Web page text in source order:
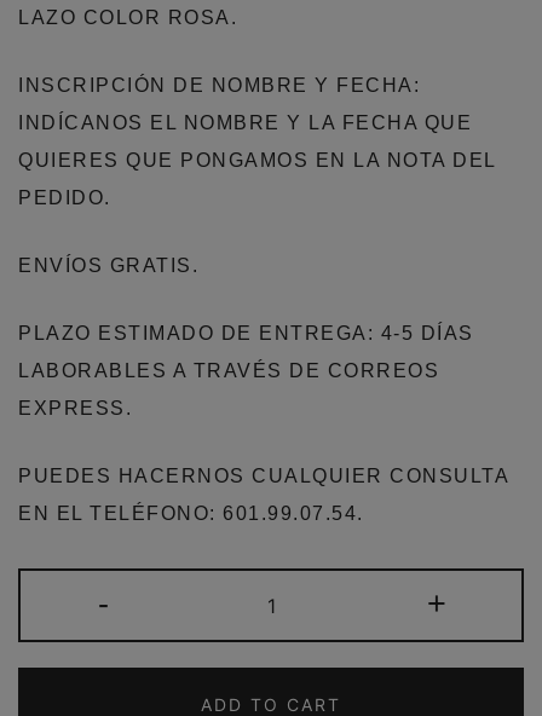
LAZO COLOR ROSA.
INSCRIPCIÓN DE NOMBRE Y FECHA:
INDÍCANOS EL NOMBRE Y LA FECHA QUE
QUIERES QUE PONGAMOS EN LA NOTA DEL
PEDIDO.
ENVÍOS GRATIS.
PLAZO ESTIMADO DE ENTREGA: 4-5 DÍAS
LABORABLES A TRAVÉS DE CORREOS
EXPRESS.
PUEDES HACERNOS CUALQUIER CONSULTA
EN EL TELÉFONO: 601.99.07.54.
-
PATITO
REGALO
+
ADD TO CART